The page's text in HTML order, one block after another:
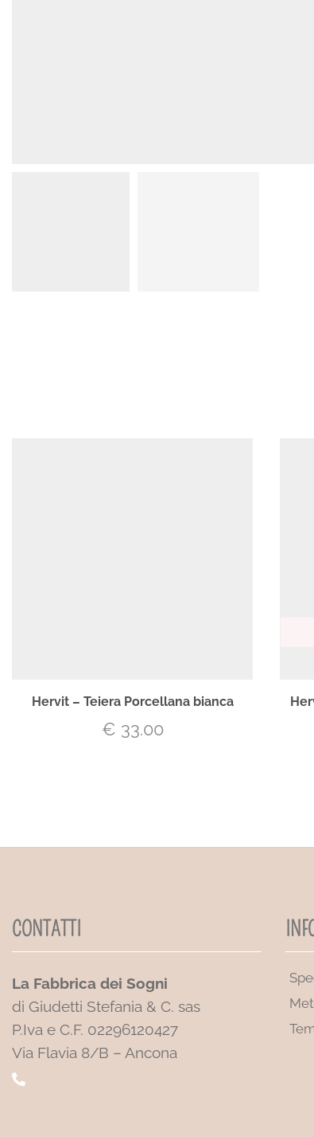
Hervit – Teiera Porcellana bianca
€ 33.00
CONTATTI
La Fabbrica dei Sogni
di Giudetti Stefania & C. sas
P.Iva e C.F. 02296120427
Via Flavia 8/B – Ancona